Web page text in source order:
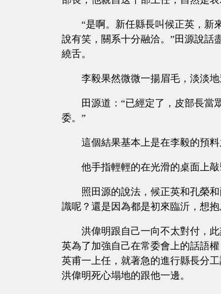
“是啊。新任縣長叫候正英，新
說有笑，關系十分融洽。”田源說話
繞舌。
李毅果然微微一揚眉毛，淡淡
田源道：“已經定了，皮部長當
委。”
這個結果基本上是在李毅的預
他手指輕輕的在光滑的桌面上
照田源的說法，候正英和孔榮
識呢？還是因為都是初來臨沂，想
洪偉明跟自己一向不太對付，
英為了加強自己在常委會上的話語
英甫一上任，就著急的進行縣長分
洪偉明死心塌地的跟他一邊。